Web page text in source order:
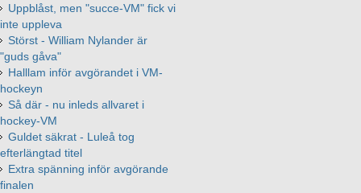
Uppblåst, men "succe-VM" fick vi
inte uppleva
Störst - William Nylander är
"guds gåva"
Halllam inför avgörandet i VM-
hockeyn
Så där - nu inleds allvaret i
hockey-VM
Guldet säkrat - Luleå tog
efterlängtad titel
Extra spänning inför avgörande
finalen